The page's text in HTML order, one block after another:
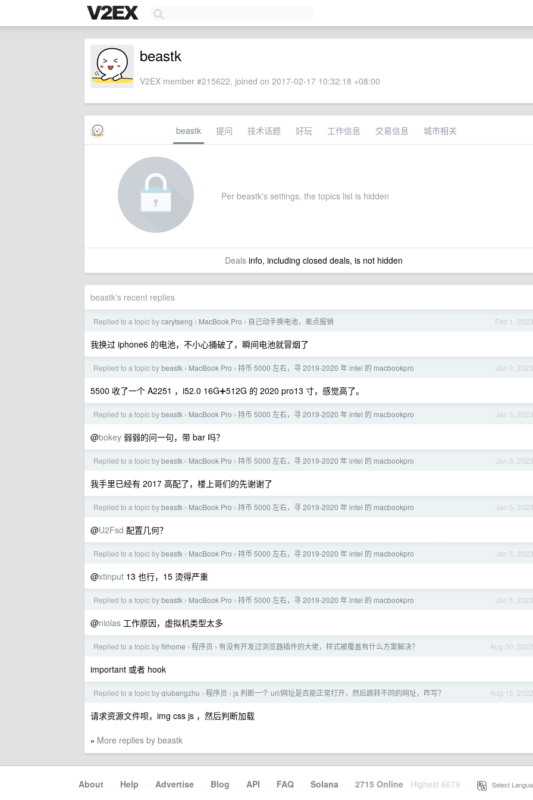
beastk
V2EX member #215622, joined on 2017-02-17 10:32:18 +08:00
beastk 提问 技术话题 好玩 工作信息 交易信息 城市相关
Per beastk's settings, the topics list is hidden
Dealsinfo, including closed deals, is not hidden
beastk's recent replies
Feb 1, 2023
Replied to a topic bycarytseng › MacBook Pro › 自己动手换电池，差点报销
我换过 iphone6 的电池，不小心捅破了，瞬间电池就冒烟了
Jan 9, 2023
Replied to a topic bybeastk › MacBook Pro › 持币 5000 左右，寻 2019-2020 年 intel 的 macbookpro
5500 收了一个 A2251 ，i52.0 16G➕512G 的 2020 pro13 寸，感觉高了。
Jan 5, 2023
Replied to a topic bybeastk › MacBook Pro › 持币 5000 左右，寻 2019-2020 年 intel 的 macbookpro
@bokey 弱弱的问一句，带 bar 吗？
Jan 5, 2023
Replied to a topic bybeastk › MacBook Pro › 持币 5000 左右，寻 2019-2020 年 intel 的 macbookpro
我手里已经有 2017 高配了，楼上哥们的先谢谢了
Jan 5, 2023
Replied to a topic bybeastk › MacBook Pro › 持币 5000 左右，寻 2019-2020 年 intel 的 macbookpro
@U2Fsd 配置几何？
Jan 5, 2023
Replied to a topic bybeastk › MacBook Pro › 持币 5000 左右，寻 2019-2020 年 intel 的 macbookpro
@xtinput 13 也行，15 烫得严重
Jan 5, 2023
Replied to a topic bybeastk › MacBook Pro › 持币 5000 左右，寻 2019-2020 年 intel 的 macbookpro
@niolas 工作原因，虚拟机类型太多
Aug 30, 2022
Replied to a topic byfirhome › 程序员 › 有没有开发过浏览器插件的大佬，样式被覆盖有什么方案解决？
important 或者 hook
Aug 15, 2022
Replied to a topic byqiubangzhu › 程序员 › js 判断一个 url/网址是否能正常打开，然后跳转不同的网址，咋写？
请求资源文件呗，img css js ，然后判断加载
» More replies by beastk
About · Help · Advertise · Blog · API · FAQ · Solana · 2715 Online Highest 6679 Select